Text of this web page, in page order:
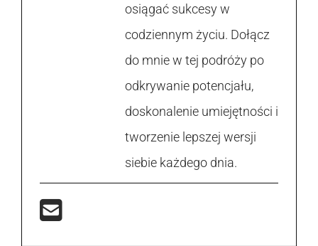
osiągać sukcesy w
codziennym życiu. Dołącz
do mnie w tej podróży po
odkrywanie potencjału,
doskonalenie umiejętności i
tworzenie lepszej wersji
siebie każdego dnia.